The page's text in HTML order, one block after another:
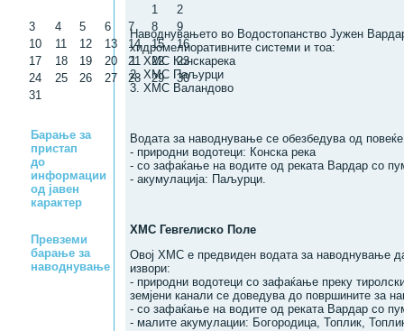
1
2
3
4 5 6 7 8
9
10
11 12 13 14 15
16
17
18 19 20 21 22
23
24
25 26 27 28 29
30
31
Барање за
пристап
до
информации
од јавен
карактер
Превземи
барање за
наводнување
Наводнувањето во Водостопанство Јужен
хидромелиоративните системи и тоа:
1. ХМС Конскарека
2. ХМС Паљурци
3. ХМС Валандово
Водата за наводнување се обезбедува од
- природни водотеци: Конска река
- со зафаќање на водите од реката Вардар со
- акумулација: Паљурци.
ХМС Гевгелиско Поле
Овој ХМС е предвиден водата за наводнување
извори:
- природни водотеци со зафаќање преку
земјени канали се доведува до површините за
- со зафаќање на водите од реката Вардар со
- малите акумулации: Богородица, Топлик,